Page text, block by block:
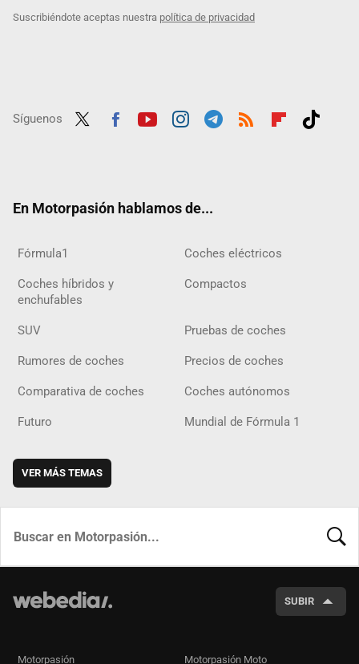
Suscribiéndote aceptas nuestra política de privacidad
Síguenos
En Motorpasión hablamos de...
Fórmula1 Coches eléctricos
Coches híbridos y
enchufables
Compactos
SUV Pruebas de coches
Rumores de coches Precios de coches
Comparativa de coches Coches autónomos
Futuro Mundial de Fórmula 1
VER MÁS TEMAS
SUBIR
Motorpasión Motorpasión Moto